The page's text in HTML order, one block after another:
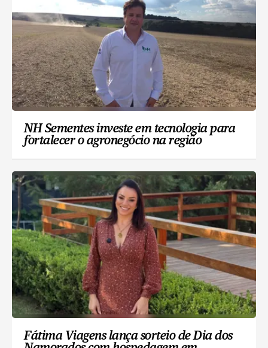
NH Sementes investe em tecnologia para
fortalecer o agronegócio na região
Fátima Viagens lança sorteio de Dia dos